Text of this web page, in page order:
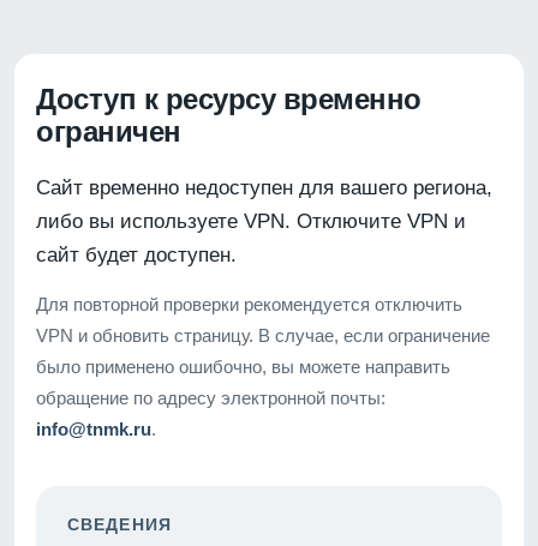
Доступ к ресурсу временно
ограничен
Сайт временно недоступен для вашего региона,
либо вы используете VPN. Отключите VPN и
сайт будет доступен.
Для повторной проверки рекомендуется отключить
VPN и обновить страницу. В случае, если ограничение
было применено ошибочно, вы можете направить
обращение по адресу электронной почты:
info@tnmk.ru.
СВЕДЕНИЯ